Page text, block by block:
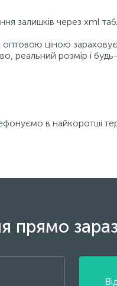
залишків через xml
ціною
реальний розмір і
в найкоротші
прямо